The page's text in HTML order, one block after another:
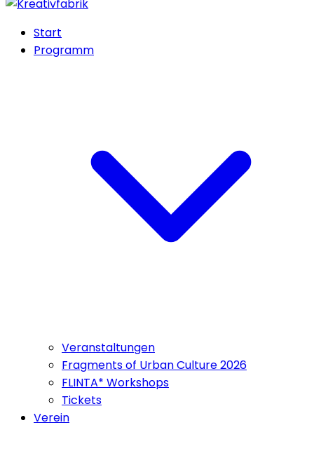
Start
Programm
Veranstaltungen
Fragments of Urban Culture 2026
FLINTA* Workshops
Tickets
Verein